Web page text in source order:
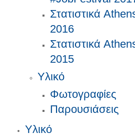
Στατιστικά
2016
Στατιστικά
2015
Υλικό
Φωτογραφίες
Παρουσιάσεις
Υλικό